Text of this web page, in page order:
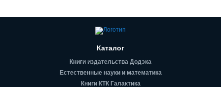
Каталог
Книги издательства Додэка
Естественные науки и математика
Книги КТК Галактика